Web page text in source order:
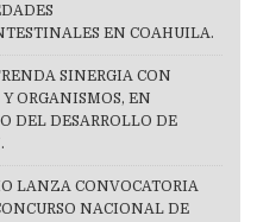
EN COAHUILA.
SINERGIA CON
Y ORGANISMOS, EN
DEL DESARROLLO DE
LANZA CONVOCATORIA
NACIONAL DE